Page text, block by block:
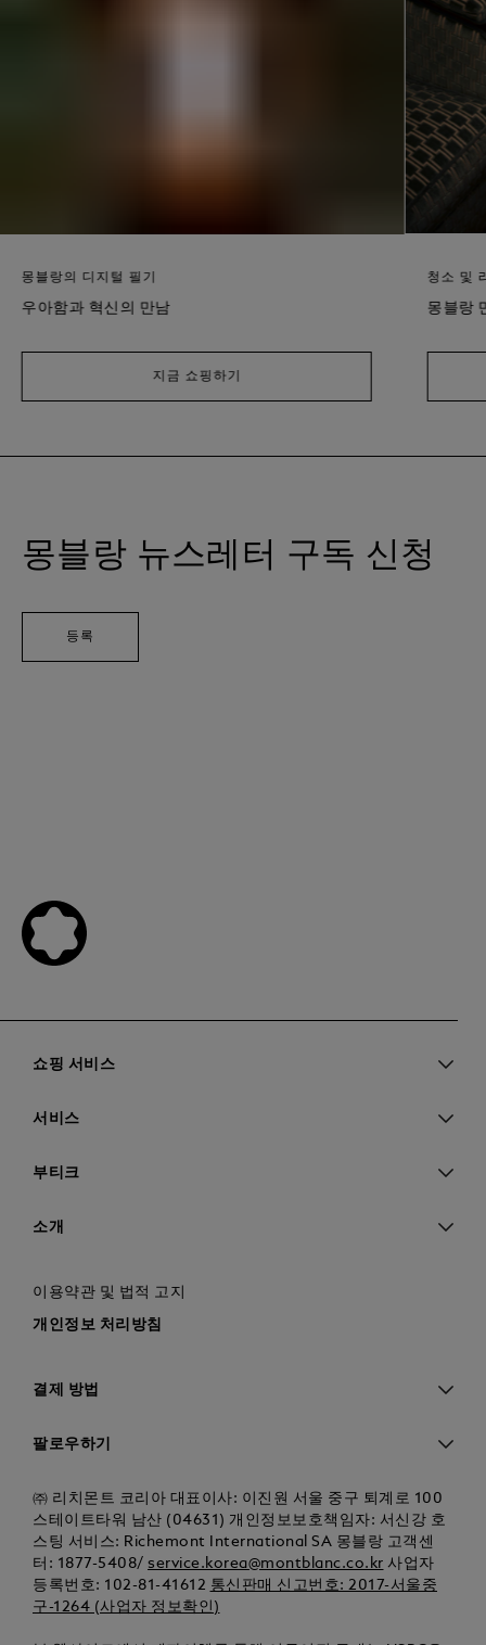
몽블랑의 디지털 필기
우아함과 혁신의 만남
지금 쇼핑하기
청소 및
몽블랑
몽블랑 뉴스레터 구독 신청
등록
쇼핑 서비스
서비스
부티크
소개
이용약관 및 법적 고지
개인정보 처리방침
결제 방법
팔로우하기
㈜ 리치몬트 코리아 대표이사: 이진원 서울 중구 퇴계로 100
스테이트타워 남산 (04631) 개인정보보호책임자: 서신강 호
스팅 서비스: Richemont International SA 몽블랑 고객센
터: 1877-5408/
service.korea@montblanc.co.kr
사업자
등록번호: 102-81-41612 통신판매 신고번호: 2017-서울중
구-1264 (사업자 정보확인)